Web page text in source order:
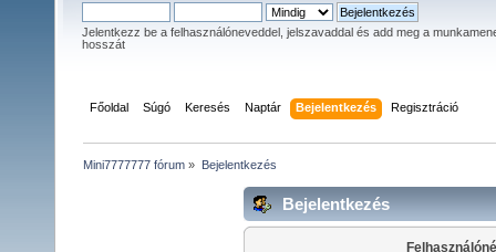
Jelentkezz be a felhasználóneveddel, jelszavaddal és add meg a
hosszát
Főoldal Súgó Keresés Naptár Bejelentkezés Regisztráció
Mini7777777 fórum » Bejelentkezés
Bejelentkezés